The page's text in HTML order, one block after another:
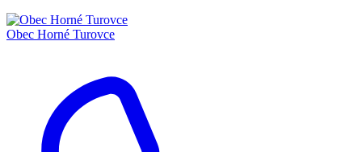
Obec Horné Turovce